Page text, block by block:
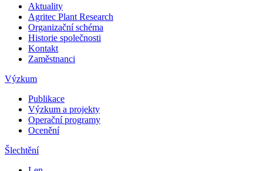
Aktuality
Agritec Plant Research
Organizační schéma
Historie společnosti
Kontakt
Zaměstnanci
Výzkum
Publikace
Výzkum a projekty
Operační programy
Ocenění
Šlechtění